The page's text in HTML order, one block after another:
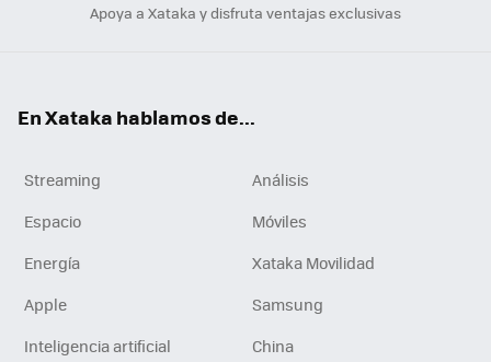
Apoya a Xataka y disfruta ventajas exclusivas
En Xataka hablamos de...
Streaming
Análisis
Espacio
Móviles
Energía
Xataka Movilidad
Apple
Samsung
Inteligencia artificial
China